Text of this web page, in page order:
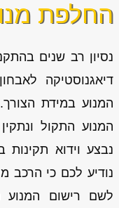
החלפת
נסיון רב שנים
דיאגנוסטיקה
המנוע במידת
המנוע התקול
נבצע וידוא
נודיע לכם כי הרכב
לשם רישום המנוע